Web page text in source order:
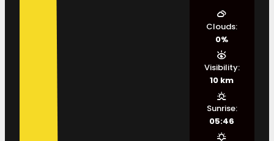
Clouds:
0%
Visibility:
10 km
Sunrise:
05:46